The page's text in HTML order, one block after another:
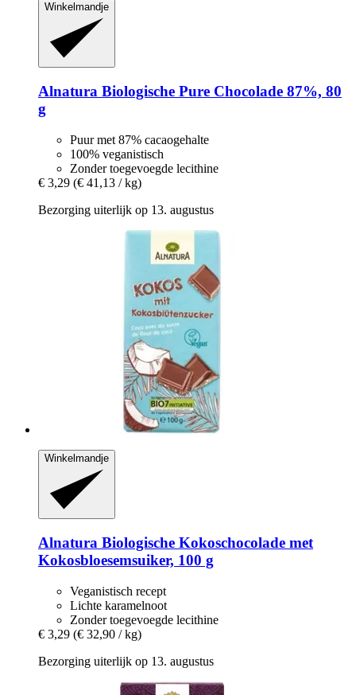
Winkelmandje
Alnatura Biologische Pure Chocolade 87%, 80
g
Puur met 87% cacaogehalte
100% veganistisch
Zonder toegevoegde lecithine
€ 3,29 (€ 41,13 / kg)
Bezorging uiterlijk op 13. augustus
Winkelmandje
Alnatura Biologische Kokoschocolade met
Kokosbloesemsuiker, 100 g
Veganistisch recept
Lichte karamelnoot
Zonder toegevoegde lecithine
€ 3,29 (€ 32,90 / kg)
Bezorging uiterlijk op 13. augustus